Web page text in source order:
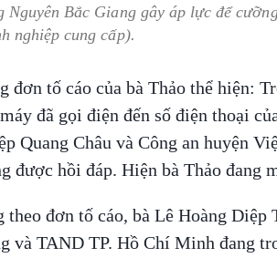
Nguyên Bắc Giang gây áp lực để
nghiệp cung cấp).
đơn tố cáo của bà Thảo thể hiện:
đã gọi điện đến số điện thoại
Quang Châu và Công an huyện
được hồi đáp. Hiện bà Thảo đang
theo đơn tố cáo, bà Lê Hoàng
và TAND TP. Hồ Chí Minh đang